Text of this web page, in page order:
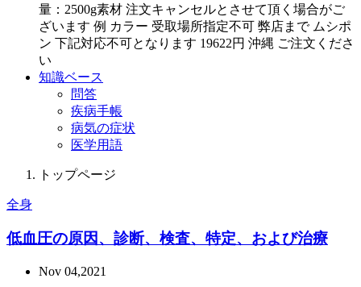
量：2500g素材 注文キャンセルとさせて頂く場合がご
ざいます 例 カラー 受取場所指定不可 弊店まで ムシポ
ン 下記対応不可となります 19622円 沖縄 ご注文くださ
い
知識ベース
問答
疾病手帳
病気の症状
医学用語
トップページ
全身
低血圧の原因、診断、検査、特定、および治療
Nov 04,2021